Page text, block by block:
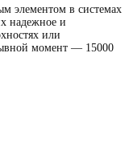
элементом в системах
надежное и
или
момент — 15000